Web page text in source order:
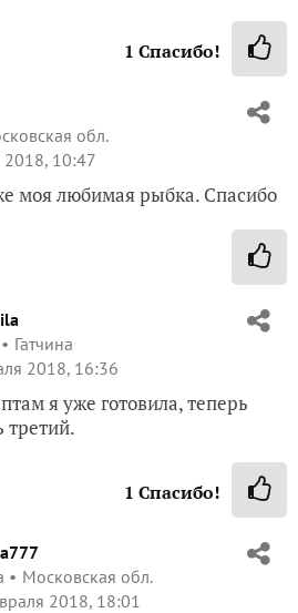
1 Спасибо!
обл.
10:47
моя любимая рыбка. Спасибо
Гатчина
2018, 16:36
я уже готовила, теперь
третий.
1 Спасибо!
Московская обл.
2018, 18:01